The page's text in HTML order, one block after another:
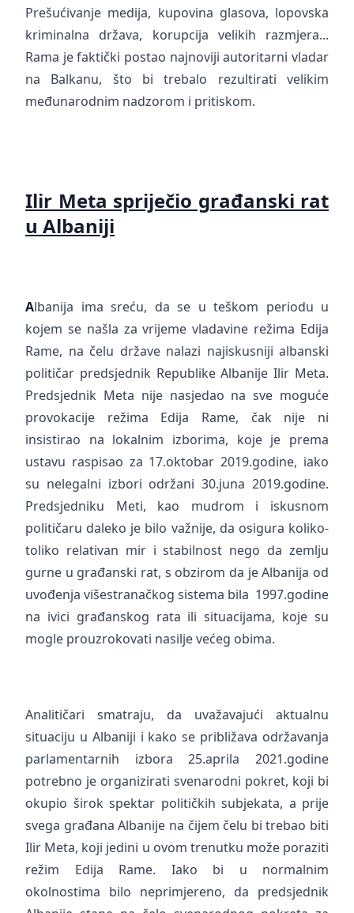
Prešućivanje medija, kupovina glasova, lopovska
kriminalna država, korupcija velikih razmjera...
Rama je faktički postao najnoviji autoritarni vladar
na Balkanu, što bi trebalo rezultirati velikim
međunarodnim nadzorom i pritiskom.
Ilir Meta spriječio građanski rat
u Albaniji
Albanija ima sreću, da se u teškom periodu u
kojem se našla za vrijeme vladavine režima Edija
Rame, na čelu države nalazi najiskusniji albanski
političar predsjednik Republike Albanije Ilir Meta.
Predsjednik Meta nije nasjedao na sve moguće
provokacije režima Edija Rame, čak nije ni
insistirao na lokalnim izborima, koje je prema
ustavu raspisao za 17.oktobar 2019.godine, iako
su nelegalni izbori održani 30.juna 2019.godine.
Predsjedniku Meti, kao mudrom i iskusnom
političaru daleko je bilo važnije, da osigura koliko-
toliko relativan mir i stabilnost nego da zemlju
gurne u građanski rat, s obzirom da je Albanija od
uvođenja višestranačkog sistema bila 1997.godine
na ivici građanskog rata ili situacijama, koje su
mogle prouzrokovati nasilje većeg obima.
Analitičari smatraju, da uvažavajući aktualnu
situaciju u Albaniji i kako se približava održavanja
parlamentarnih izbora 25.aprila 2021.godine
potrebno je organizirati svenarodni pokret, koji bi
okupio širok spektar političkih subjekata, a prije
svega građana Albanije na čijem čelu bi trebao biti
Ilir Meta, koji jedini u ovom trenutku može poraziti
režim Edija Rame. Iako bi u normalnim
okolnostima bilo neprimjereno, da predsjednik